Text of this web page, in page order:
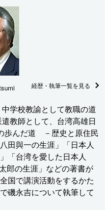
経歴・執筆一覧を見る
学校教諭として教職の道
教師として、台湾高雄日
歩んだ道 －歴史と原住民
田與一の生涯」「日本人
「台湾を愛した日本人
郎の生涯」などの著書が
国で講演活動をするかた
磯永吉について執筆して